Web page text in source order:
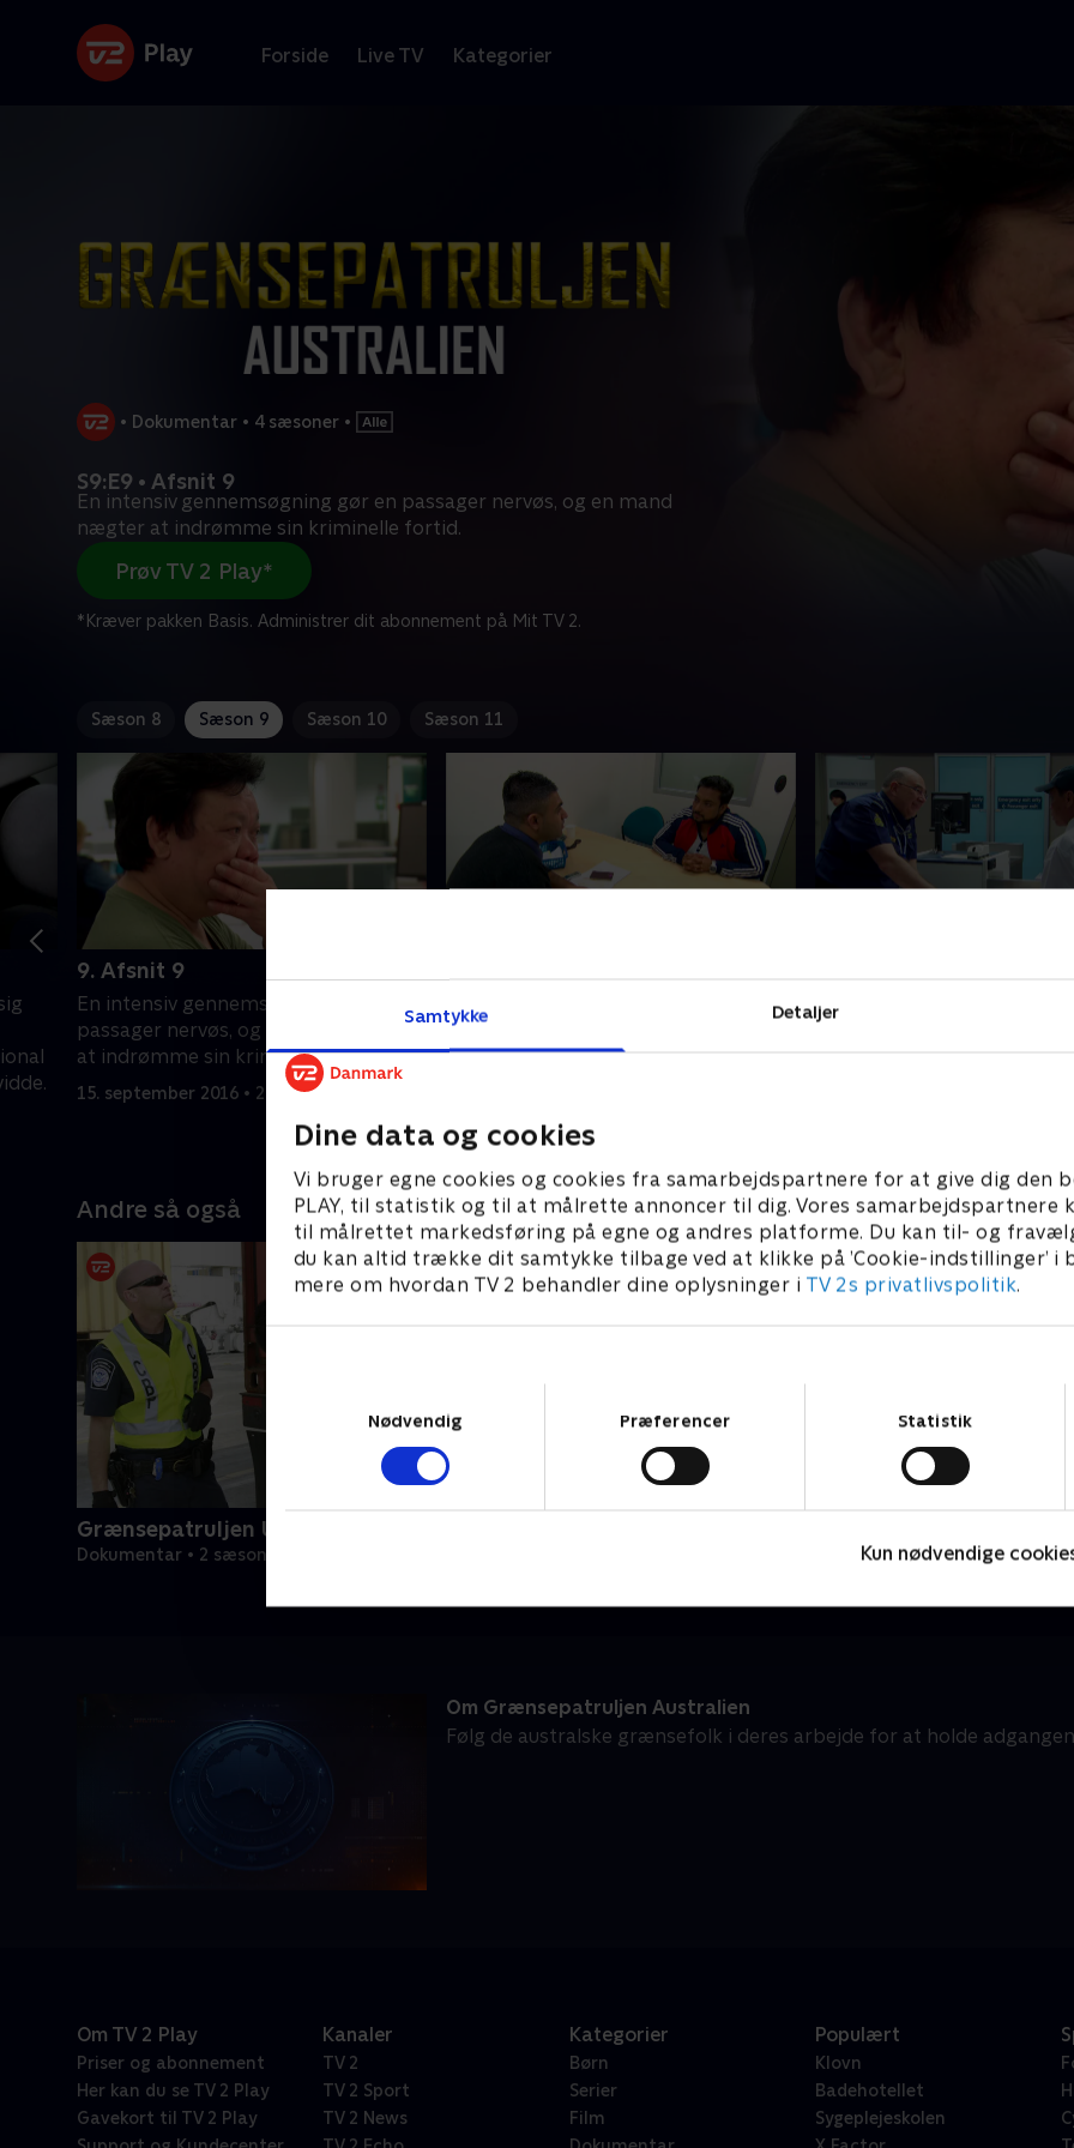
Samtykke Detaljer
Dine data og cookies
Vi bruger egne cookies og cookies fra samarbejdspartnere for at give dig den
PLAY, til statistik og til at målrette annoncer til dig. Vores samarbejdspartnere
til målrettet markedsføring på egne og andres platforme. Du kan til- og
du kan altid trække dit samtykke tilbage ved at klikke på ’Cookie-indstillinger’ i
mere om hvordan TV 2 behandler dine oplysninger i TV 2s privatlivspolitik.
Nødvendig
Præferencer Statistik
Kun nødvendige
Forside Live TV Kategorier
• Dokumentar • 4 sæsoner •
S9:E9 • Afsnit 9
En intensiv gennemsøgning gør en passager nervøs, og en mand
nægter at indrømme sin kriminelle fortid.
Prøv TV 2 Play*
*Kræver pakken Basis. Administrer dit abonnement på Mit TV 2.
Sæson 8 Sæson 9 Sæson 10 Sæson 11
9. Afsnit 9
En intensiv gennemsøgning gør en
passager nervøs, og en mand nægter
at indrømme sin kriminelle fortid.
15. september 2016 • 22 min
En mand rejser med et fransk pas,
men han har et problem, og
betjentene har fornemmelsen af, at
15. september 2016 • 22 min
En nervøs passager kan
Andre så også
Grænsepatruljen USA
Dokumentar • 2 sæsoner
Om Grænsepatruljen Australien
Følg de australske grænsefolk i deres arbejde for at holde
Om TV 2 Play
Priser og abonnement
Her kan du se TV 2 Play
Gavekort til TV 2 Play
Kanaler
TV 2
TV 2 Sport
TV 2 News
Kategorier
Børn
Serier
Film
Populært
Klovn
Badehotellet
Sygeplejeskolen